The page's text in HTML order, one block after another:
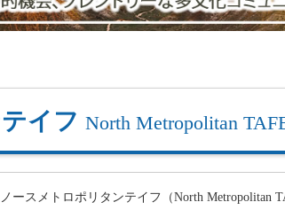
イフ North Metropolitan
ースメトロポリタンテイフ（North Metropolitan